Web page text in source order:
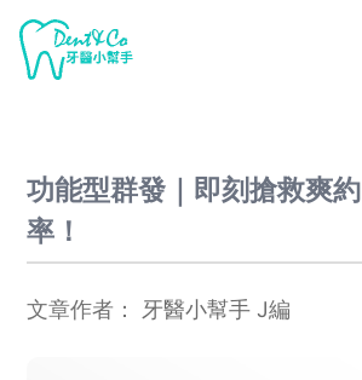
功能型群發｜即刻搶救爽約
率！
文章作者： 牙醫小幫手 J編